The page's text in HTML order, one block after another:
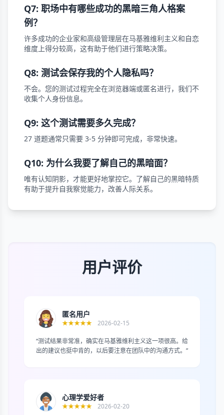
Q7: 职场中有哪些成功的黑暗三角人格案
例？
许多成功的企业家和高级管理层在马基雅维利主义和自恋
维度上得分较高，这有助于他们进行策略决策。
Q8: 测试会保存我的个人隐私吗？
不会。您的测试过程完全在浏览器端或匿名进行，我们不
收集个人身份信息。
Q9: 这个测试需要多久完成？
27 道题通常只需要 3-5 分钟即可完成，非常快速。
Q10: 为什么我要了解自己的黑暗面？
唯有认知阴影，才能更好地掌控它。了解自己的黑暗特质
有助于提升自我察觉能力，改善人际关系。
用户评价
匿名用户
★★★★★ 2026-02-15
“测试结果非常准，确实在马基雅维利主义这一项很高。给
出的建议也挺中肯的，以后要注意在团队中的沟通方式。”
心理学爱好者
★★★★★ 2026-02-20